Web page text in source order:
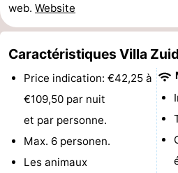
Faire
du
vélo
-
Randonnée
-
Équitation
Terrains
Peche
web. Website
Caractéristiques Villa
Price indication: €42,25 à
€109,50 par nuit
et par personne.
Max. 6 personen.
Les animaux